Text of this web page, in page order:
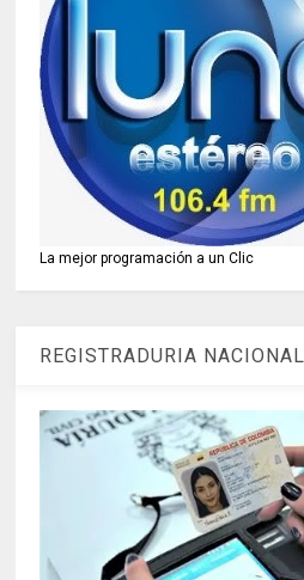
La mejor programación a un Clic
REGISTRADURIA NACIONAL